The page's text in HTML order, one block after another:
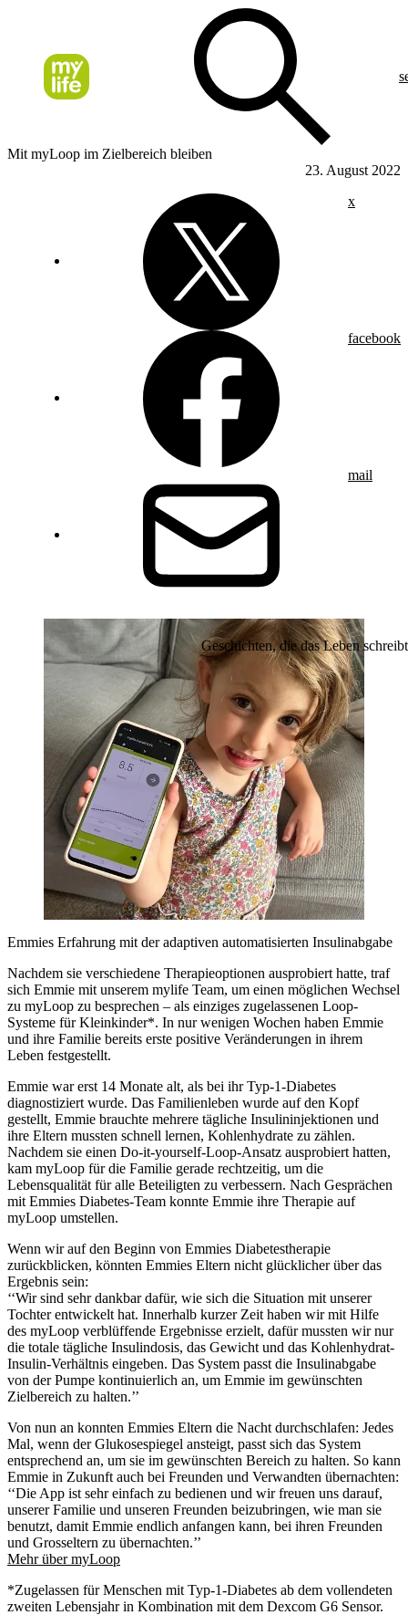
Mit myLoop im Zielbereich bleiben
23. August 2022
x
facebook
mail
Geschichten, die das Leben schreibt
Emmies Erfahrung mit der adaptiven automatisierten Insulinabgabe
Nachdem sie verschiedene Therapieoptionen ausprobiert hatte, traf
sich Emmie mit unserem mylife Team, um einen möglichen Wechsel
zu myLoop zu besprechen – als einziges zugelassenen Loop-
Systeme für Kleinkinder*. In nur wenigen Wochen haben Emmie
und ihre Familie bereits erste positive Veränderungen in ihrem
Leben festgestellt.
Emmie war erst 14 Monate alt, als bei ihr Typ-1-Diabetes
diagnostiziert wurde. Das Familienleben wurde auf den Kopf
gestellt, Emmie brauchte mehrere tägliche Insulininjektionen und
ihre Eltern mussten schnell lernen, Kohlenhydrate zu zählen.
Nachdem sie einen Do-it-yourself-Loop-Ansatz ausprobiert hatten,
kam myLoop für die Familie gerade rechtzeitig, um die
Lebensqualität für alle Beteiligten zu verbessern. Nach Gesprächen
mit Emmies Diabetes-Team konnte Emmie ihre Therapie auf
myLoop umstellen.
Wenn wir auf den Beginn von Emmies Diabetestherapie
zurückblicken, könnten Emmies Eltern nicht glücklicher über das
Ergebnis sein:
‘‘Wir sind sehr dankbar dafür, wie sich die Situation mit unserer
Tochter entwickelt hat. Innerhalb kurzer Zeit haben wir mit Hilfe
des myLoop verblüffende Ergebnisse erzielt, dafür mussten wir nur
die totale tägliche Insulindosis, das Gewicht und das Kohlenhydrat-
Insulin-Verhältnis eingeben. Das System passt die Insulinabgabe
von der Pumpe kontinuierlich an, um Emmie im gewünschten
Zielbereich zu halten.’’
Von nun an konnten Emmies Eltern die Nacht durchschlafen: Jedes
Mal, wenn der Glukosespiegel ansteigt, passt sich das System
entsprechend an, um sie im gewünschten Bereich zu halten. So kann
Emmie in Zukunft auch bei Freunden und Verwandten übernachten:
‘‘Die App ist sehr einfach zu bedienen und wir freuen uns darauf,
unserer Familie und unseren Freunden beizubringen, wie man sie
benutzt, damit Emmie endlich anfangen kann, bei ihren Freunden
und Grosseltern zu übernachten.’’
Mehr über myLoop
*Zugelassen für Menschen mit Typ-1-Diabetes ab dem vollendeten
zweiten Lebensjahr in Kombination mit dem Dexcom G6 Sensor.